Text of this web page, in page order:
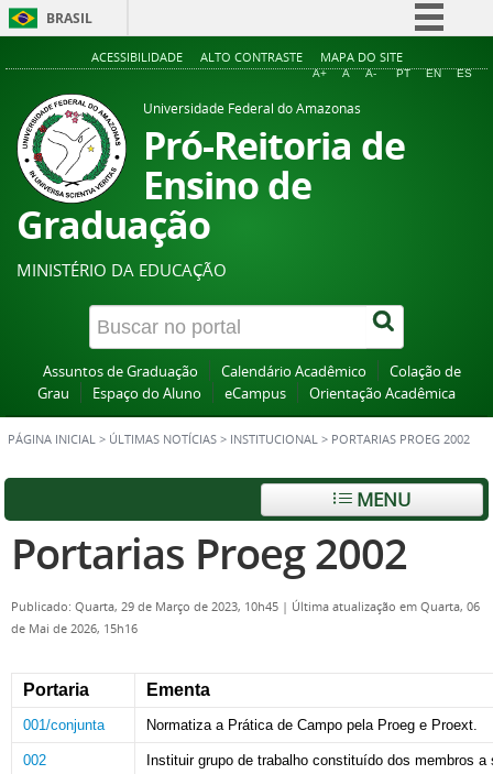
BRASIL
Simplifique!
Acesso à informação
ACESSIBILIDADE ALTO CONTRASTE MAPA DO SITE
A+ A A- PT EN ES
Universidade Federal do Amazonas
Pró-Reitoria de
Ensino de
Graduação
MINISTÉRIO DA EDUCAÇÃO
Assuntos de Graduação Calendário Acadêmico
Colação de
Grau
Espaço do Aluno eCampus Orientação Acadêmica
PÁGINA INICIAL > ÚLTIMAS NOTÍCIAS > INSTITUCIONAL > PORTARIAS PROEG 2002
MENU
Portarias Proeg 2002
Publicado: Quarta, 29 de Março de 2023, 10h45 | Última atualização em Quarta, 06
de Mai de 2026, 15h16
Portaria Ementa
001/conjunta Normatiza a Prática de Campo pela Proeg e Proext.
002
Instituir grupo de trabalho constituído dos membros